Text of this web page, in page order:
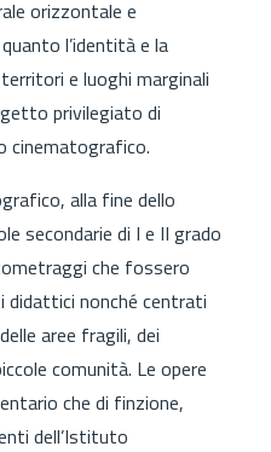
orizzontale e
l’identità e la
e luoghi marginali
privilegiato di
cinematografico.
alla fine dello
secondarie di I e II grado
che fossero
didattici nonché centrati
aree fragili, dei
comunità. Le opere
che di finzione,
dell’Istituto